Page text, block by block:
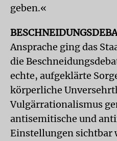
geben.«
Ansprache ging das
die
echte, aufgeklärte
körperliche
Vulgärrationalismus
antisemitische und
Einstellungen sichtbar